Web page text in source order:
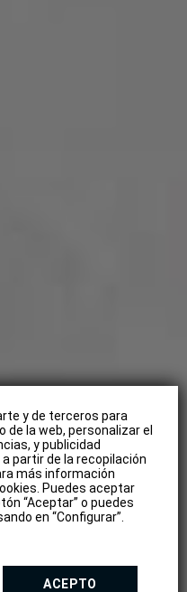
y de terceros para
la web, personalizar el
y publicidad
partir de la recopilación
más información
Puedes aceptar
“Aceptar” o puedes
en “Configurar”.
ACEPTO